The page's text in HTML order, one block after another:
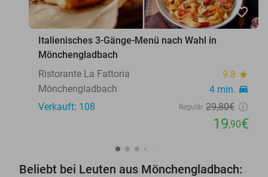
favorite_border
Italienisches 3-Gänge-Menü nach Wahl in
Mönchengladbach
Ristorante La Fattoria
9.8 star
Mönchengladbach 4 min. directions_car
Verkauft: 108 Regulär 29,80€
19,90€
Beliebt bei Leuten aus Mönchengladbach: